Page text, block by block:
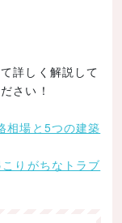
解説
詳しく解説して
さい！
相場と5つの建築
りがちなトラブ